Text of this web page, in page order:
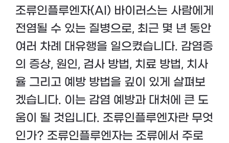
조류인플루엔자(AI) 바이러스는 사람에게
전염될 수 있는 질병으로, 최근 몇 년 동안
여러 차례 대유행을 일으켰습니다. 감염증
의 증상, 원인, 검사 방법, 치료 방법, 치사
율 그리고 예방 방법을 깊이 있게 살펴보
겠습니다. 이는 감염 예방과 대처에 큰 도
움이 될 것입니다. 조류인플루엔자란 무엇
인가? 조류인플루엔자는 조류에서 주로